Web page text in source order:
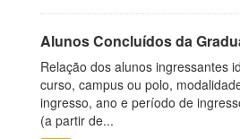
Alunos Concluídos da
Relação dos alunos ingressantes
curso, campus ou polo,
ingresso, ano e período de
(a partir de...